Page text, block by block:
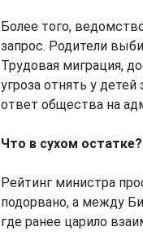
Более того,
запрос. Родители
Трудовая миграция,
угроза отнять у
ответ общества на
Что в сухом остатке?
Рейтинг министра
подорвано, а между
где ранее царило